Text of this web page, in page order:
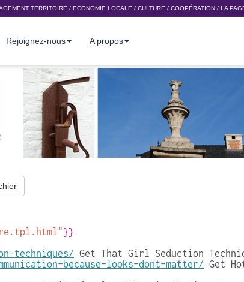
TERRITOIRE / ECONOMIE LOCALE / CULTURE / COOPÉRATION / LA
Rejoignez-nous A propos
}}
techniques/ Get That Girl Seduction
because-looks-dont-matter/ Get